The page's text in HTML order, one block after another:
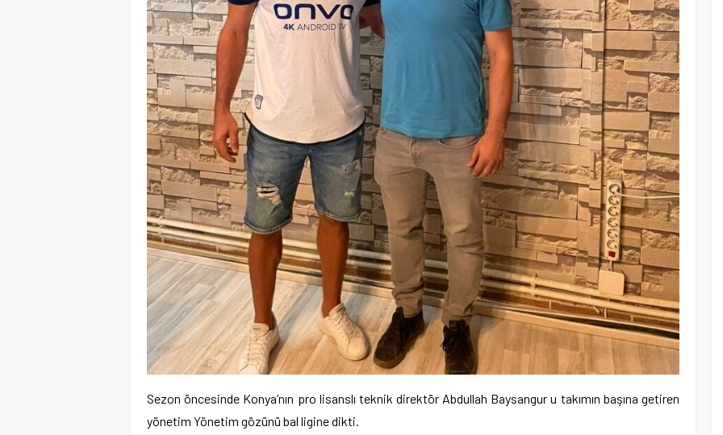
Sezon öncesinde Konya’nın pro lisanslı teknik direktör Abdullah Baysangur u takımın başına getiren
yönetim Yönetim gözünü bal ligine dikti.